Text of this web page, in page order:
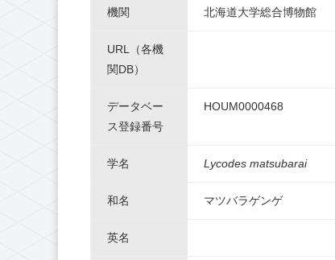
機関 北海道大学総合博物館
URL（各機
関DB）
データベー
ス登録番号
HOUM0000468
学名 Lycodes matsubarai
和名 マツバラゲンゲ
英名